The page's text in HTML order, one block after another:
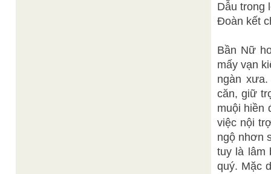
Dẫu trong
Đoàn kết
Bần Nữ
mấy vạn
ngàn
căn, giữ
muội hiền
việc nội
ngộ nhơn
tuy là lâm
quý. Mặc